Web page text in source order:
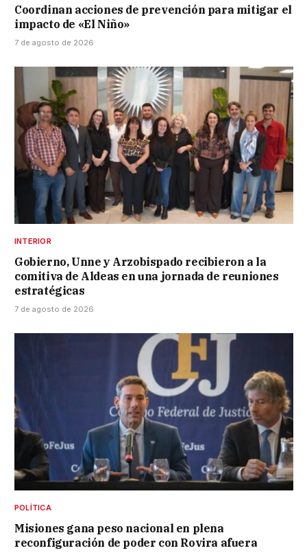
Coordinan acciones de prevención para mitigar el
impacto de «El Niño»
7 de agosto de 2026
INTERIOR
Gobierno, Unne y Arzobispado recibieron a la
comitiva de Aldeas en una jornada de reuniones
estratégicas
7 de agosto de 2026
POLÍTICA
Misiones gana peso nacional en plena
reconfiguración de poder con Rovira afuera